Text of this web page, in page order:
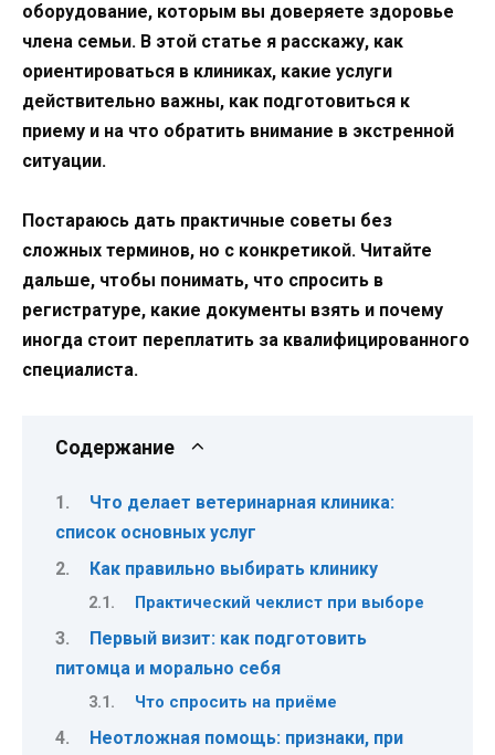
оборудование, которым вы доверяете здоровье
члена семьи. В этой статье я расскажу, как
ориентироваться в клиниках, какие услуги
действительно важны, как подготовиться к
приему и на что обратить внимание в экстренной
ситуации.
Постараюсь дать практичные советы без
сложных терминов, но с конкретикой. Читайте
дальше, чтобы понимать, что спросить в
регистратуре, какие документы взять и почему
иногда стоит переплатить за квалифицированного
специалиста.
Содержание
Что делает ветеринарная клиника:
список основных услуг
Как правильно выбирать клинику
Практический чеклист при выборе
Первый визит: как подготовить
питомца и морально себя
Что спросить на приёме
Неотложная помощь: признаки, при